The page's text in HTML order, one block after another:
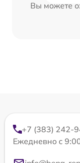
Вы можете
+7 (383) 242-
Ежедневно с